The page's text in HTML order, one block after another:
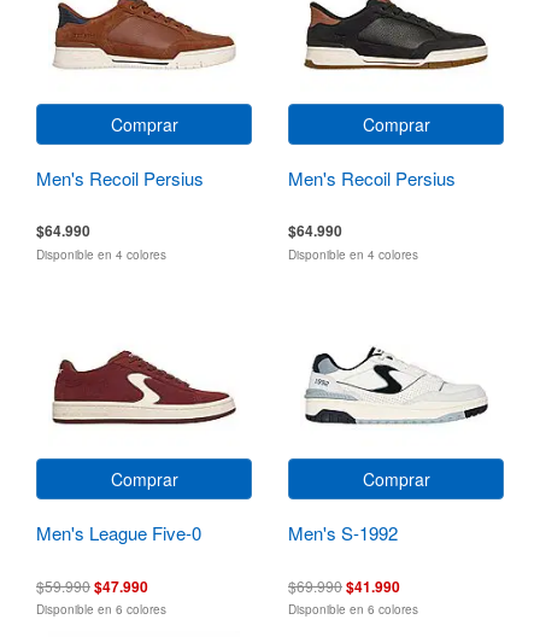
Comprar
Men's Recoil Persius
$64.990
Disponible en 4 colores
Comprar
Men's Recoil Persius
$64.990
Disponible en 4 colores
Comprar
Men's League Five-0
$59.990$47.990
Disponible en 6 colores
Comprar
Men's S-1992
$69.990$41.990
Disponible en 6 colores